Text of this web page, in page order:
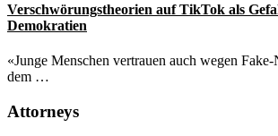
Verschwörungstheorien auf TikTok als
Demokratien
«Junge Menschen vertrauen auch wegen
dem …
Attorneys